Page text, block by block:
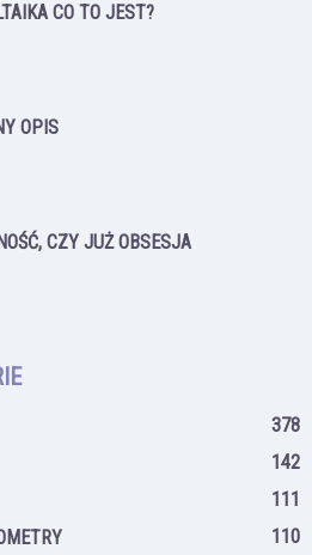
CO TO JEST?
OPIS
CZY JUŻ OBSESJA
378
142
111
110